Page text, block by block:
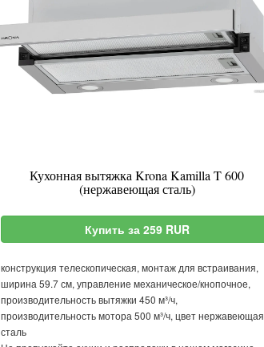
Кухонная вытяжка Krona Kamilla T 600
(нержавеющая сталь)
Купить за 259 RUR
конструкция телескопическая, монтаж для встраивания,
ширина 59.7 см, управление механическое/кнопочное,
производительность вытяжки 450 м³/ч,
производительность мотора 500 м³/ч, цвет нержавеющая
сталь